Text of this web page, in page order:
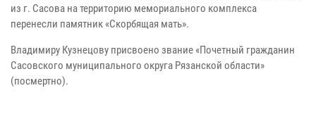
из г. Сасова на территорию мемориального комплекса
перенесли памятник «Скорбящая мать».
Владимиру Кузнецову присвоено звание «Почетный гражданин
Сасовского муниципального округа Рязанской области»
(посмертно).